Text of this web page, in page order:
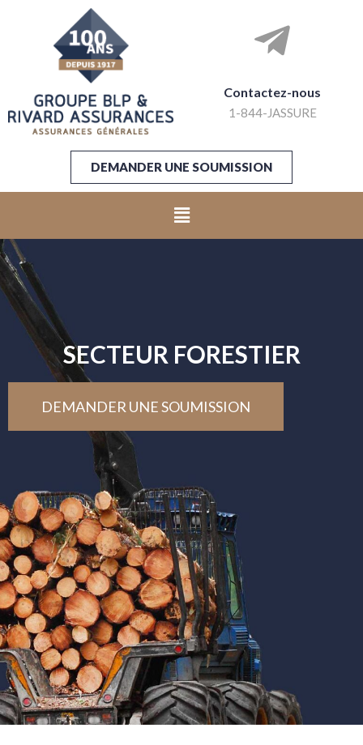
Contactez-nous
1-844-JASSURE
DEMANDER UNE SOUMISSION
SECTEUR FORESTIER
DEMANDER UNE SOUMISSION